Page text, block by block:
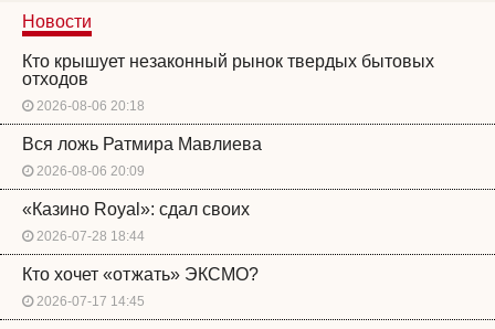
Новости
Кто крышует незаконный рынок твердых бытовых
отходов
2026-08-06 20:18
Вся ложь Ратмира Мавлиева
2026-08-06 20:09
«Казино Royal»: сдал своих
2026-07-28 18:44
Кто хочет «отжать» ЭКСМО?
2026-07-17 14:45